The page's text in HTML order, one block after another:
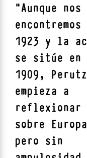
"Aunque nos
encontremos
1923 y la
se sitúe en
1909,
empieza a
reflexionar
sobre
pero sin